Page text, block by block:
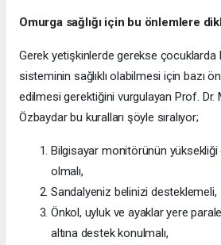
Omurga sağlığı için bu önlemlere
Gerek yetişkinlerde gerekse çocuklarda
sisteminin sağlıklı olabilmesi için bazı
edilmesi gerektiğini vurgulayan Prof. Dr.
Özbaydar bu kuralları şöyle sıralıyor;
Bilgisayar monitörünün
olmalı,
Sandalyeniz belinizi desteklemeli,
Önkol, uyluk ve ayaklar yere
altına destek konulmalı,